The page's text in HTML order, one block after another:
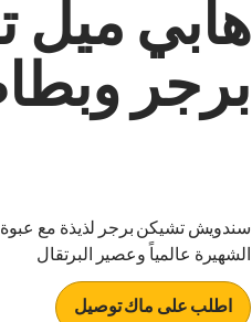
هابي ميل
برجر
سندويش تشيكن برجر لذيذة مع
الشهيرة عالمياً وعصير البرتقال
اطلب على ماك توصيل